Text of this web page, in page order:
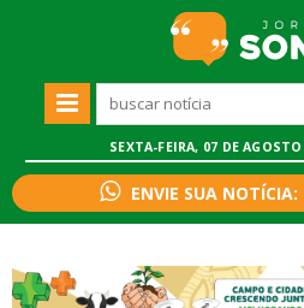
SEXTA-FEIRA, 07 DE
ENVIE SUA